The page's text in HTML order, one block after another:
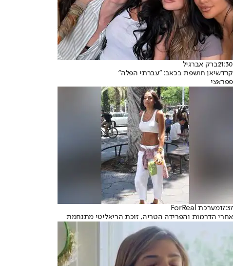
21:30ברק אברגיל
קרדשיאן חושפת בכאב: "עברתי הפלה"
פפראצי
17:37מערכת ForReal
אחרי הדרמות והפרידה הטריה, זוכת הריאליטי מתנחמת